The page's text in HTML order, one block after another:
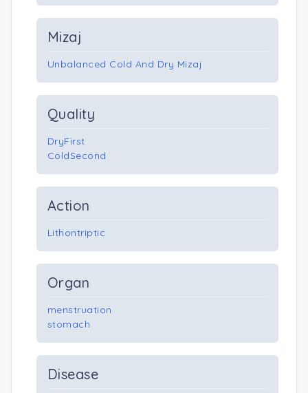
Mizaj
Unbalanced Cold And Dry Mizaj
Quality
DryFirst
ColdSecond
Action
Lithontriptic
Organ
menstruation
stomach
Disease